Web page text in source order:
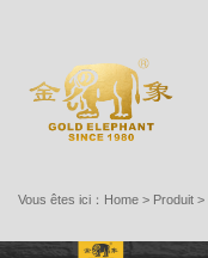
Vous êtes ici： Home > Produit >